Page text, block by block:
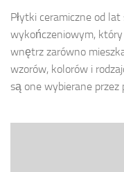
Płytki ceramiczne od
wykończeniowym,
wnętrz zarówno
wzorów, kolorów i
są one wybierane przez